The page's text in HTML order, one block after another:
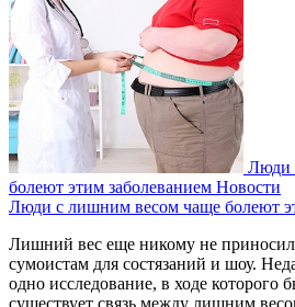
Люди
болеют этим заболеванием Новости
Люди с лишним весом чаще болеют
Лишний вес еще никому не приносил
сумоистам для состязаний и шоу.
одно исследование, в ходе которого